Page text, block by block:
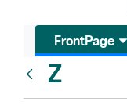
FrontPage
Z